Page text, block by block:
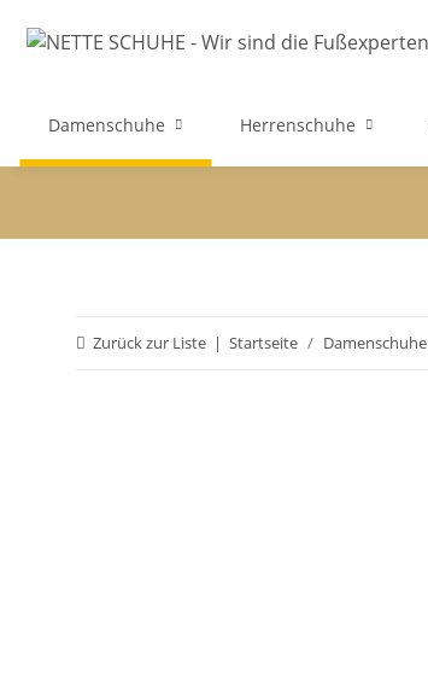
Damenschuhe Herrenschuhe
Zurück zur Liste Startseite Damenschuhe